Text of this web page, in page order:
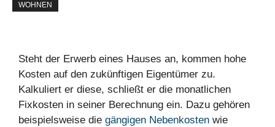
WOHNEN
Steht der Erwerb eines Hauses an, kommen hohe
Kosten auf den zukünftigen Eigentümer zu.
Kalkuliert er diese, schließt er die monatlichen
Fixkosten in seiner Berechnung ein. Dazu gehören
beispielsweise die gängigen Nebenkosten wie